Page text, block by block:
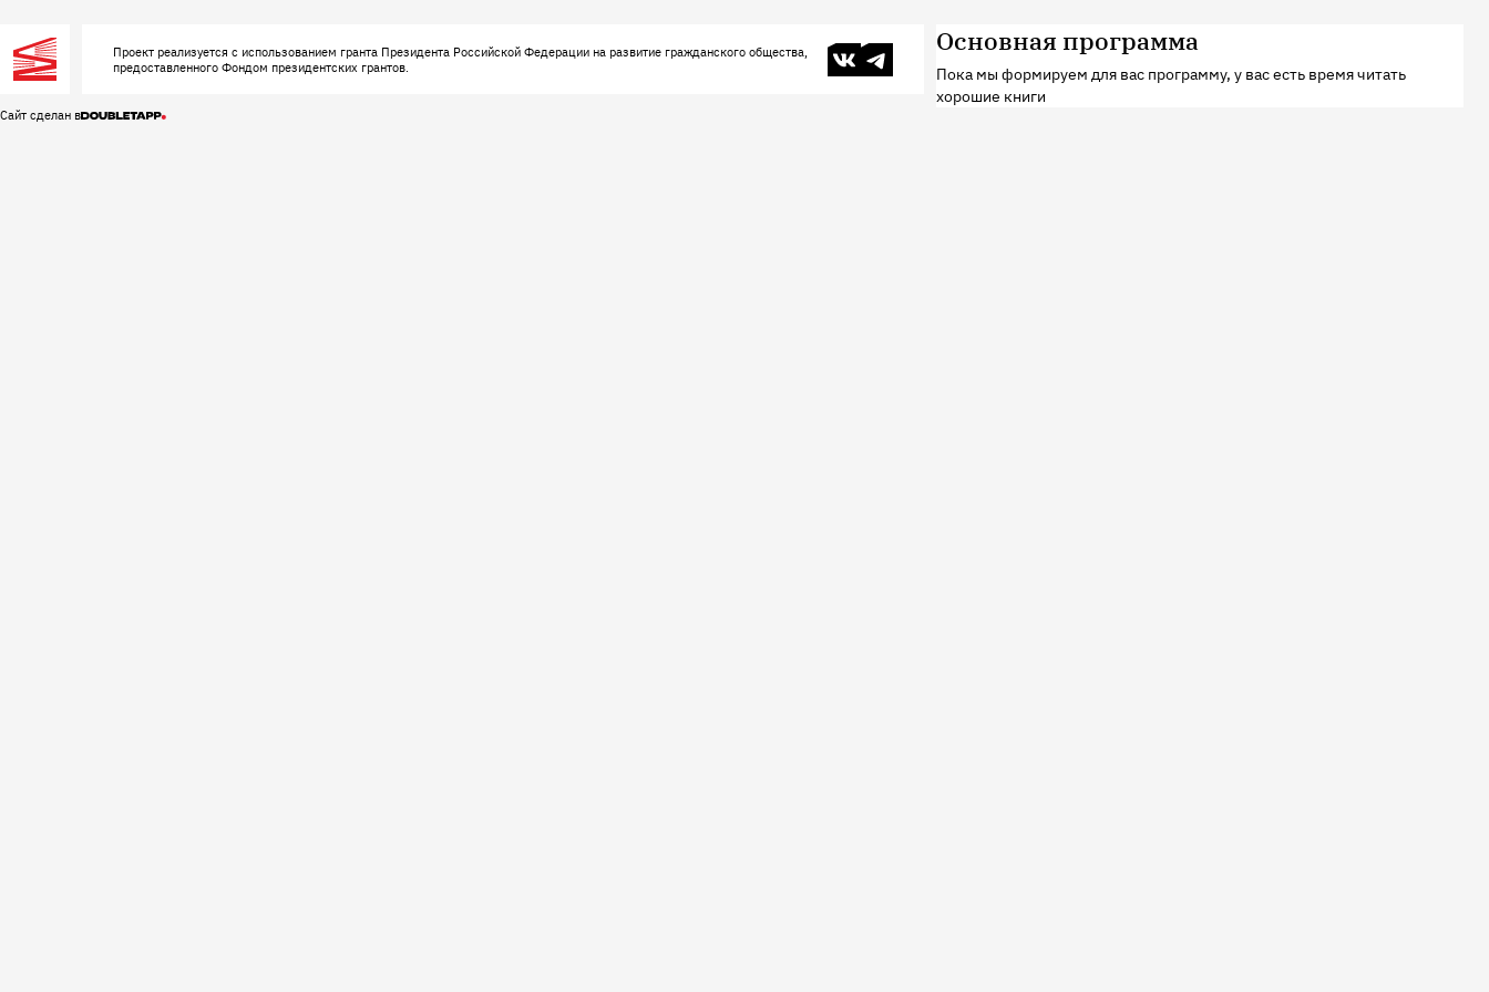
Основная программа
Пока мы формируем для вас программу, у вас есть время читать
хорошие книги
Проект реализуется с использованием гранта Президента Российской Федерации на развитие гражданского общества,
предоставленного Фондом президентских грантов.
В контактеТелеграм
Сайт сделан в